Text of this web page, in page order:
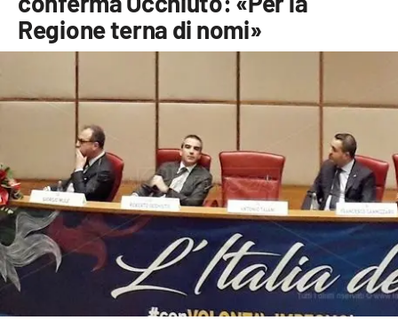
Cronaca
Attualità
Economia e lavoro
Italia Mondo
Sanità
Regione terna di nomi»